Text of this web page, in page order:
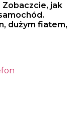
Zobaczcie, jak
dużym fiatem,